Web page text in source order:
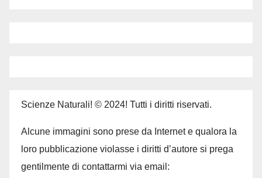
Scienze Naturali! © 2024! Tutti i diritti riservati.
Alcune immagini sono prese da Internet e qualora la
loro pubblicazione violasse i diritti d’autore si prega
gentilmente di contattarmi via email: